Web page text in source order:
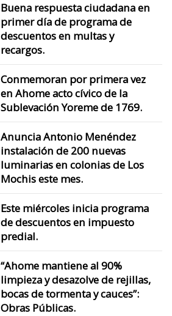
Buena respuesta ciudadana en
primer día de programa de
descuentos en multas y
recargos.
Conmemoran por primera vez
en Ahome acto cívico de la
Sublevación Yoreme de 1769.
Anuncia Antonio Menéndez
instalación de 200 nuevas
luminarias en colonias de Los
Mochis este mes.
Este miércoles inicia programa
de descuentos en impuesto
predial.
“Ahome mantiene al 90%
limpieza y desazolve de rejillas,
bocas de tormenta y cauces”:
Obras Públicas.